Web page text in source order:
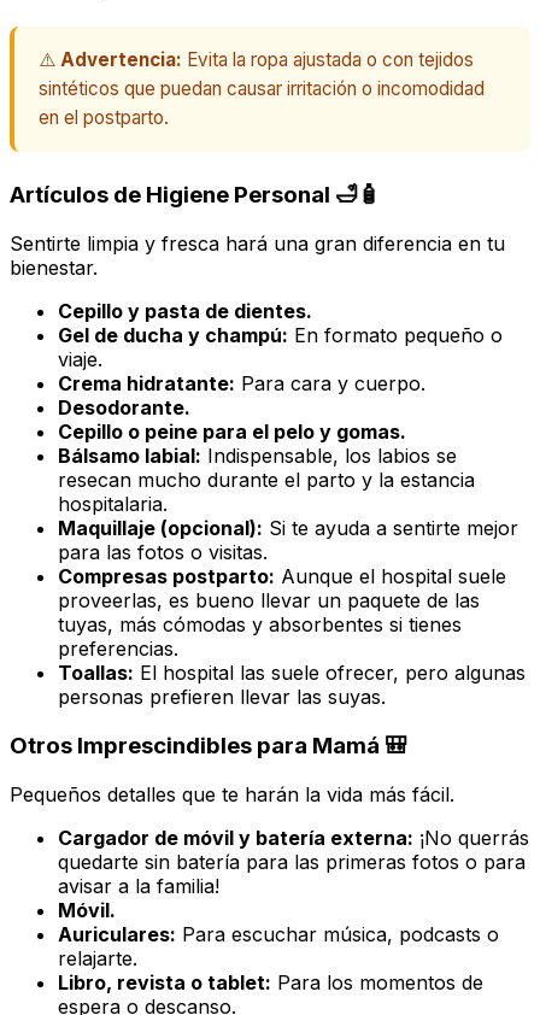
⚠️ Advertencia: Evita la ropa ajustada o con tejidos
sintéticos que puedan causar irritación o incomodidad
en el postparto.
Artículos de Higiene Personal 🛁🧴
Sentirte limpia y fresca hará una gran diferencia en tu
bienestar.
Cepillo y pasta de dientes.
Gel de ducha y champú: En formato pequeño o
viaje.
Crema hidratante: Para cara y cuerpo.
Desodorante.
Cepillo o peine para el pelo y gomas.
Bálsamo labial: Indispensable, los labios se
resecan mucho durante el parto y la estancia
hospitalaria.
Maquillaje (opcional): Si te ayuda a sentirte mejor
para las fotos o visitas.
Compresas postparto: Aunque el hospital suele
proveerlas, es bueno llevar un paquete de las
tuyas, más cómodas y absorbentes si tienes
preferencias.
Toallas: El hospital las suele ofrecer, pero algunas
personas prefieren llevar las suyas.
Otros Imprescindibles para Mamá 🎒
Pequeños detalles que te harán la vida más fácil.
Cargador de móvil y batería externa: ¡No querrás
quedarte sin batería para las primeras fotos o para
avisar a la familia!
Móvil.
Auriculares: Para escuchar música, podcasts o
relajarte.
Libro, revista o tablet: Para los momentos de
espera o descanso.